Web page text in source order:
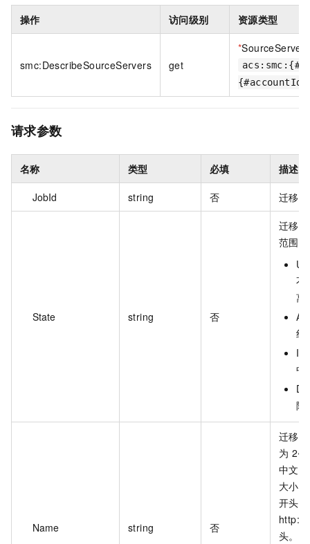
操作 访问级别 资源类型
smc:DescribeSourceServers get
*SourceServer
请求参数
名称 类型 必填 描述
JobId string 否 迁移
State string 否
迁移
范围：
不
离
线
中
除
Name string 否
迁移
为
中文
大小
开头
http://
头。